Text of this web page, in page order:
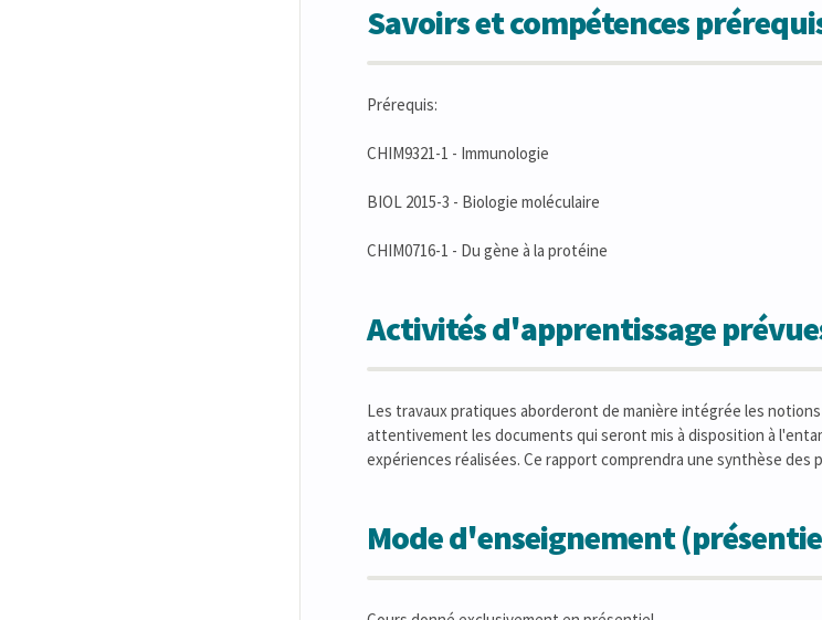
Savoirs et compétences
Prérequis:
CHIM9321-1 - Immunologie
BIOL 2015-3 - Biologie moléculaire
CHIM0716-1 - Du gène à la protéine
Activités d'apprentissage
Les travaux pratiques aborderont de manière intégrée les
attentivement les documents qui seront mis à disposition à
expériences réalisées. Ce rapport comprendra une synthèse
Mode d'enseignement